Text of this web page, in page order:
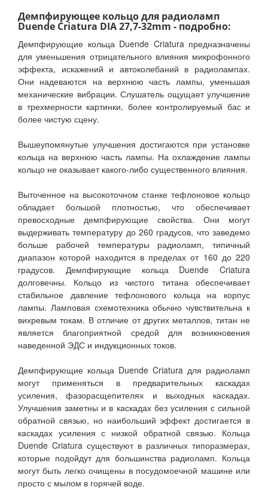
Демпфирующее кольцо для радиоламп
Duende Criatura DIA 27,7-32mm - подробно:
Демпфирующие кольца Duende Criatura предназначены
для уменьшения отрицательного влияния микрофонного
эффекта, искажений и автоколебаний в радиолампах.
Они надеваются на верхнюю часть лампы, уменьшая
механические вибрации. Слушатель ощущает улучшение
в трехмерности картинки, более контролируемый бас и
более чистую сцену.
Вышеупомянутые улучшения достигаются при установке
кольца на верхнюю часть лампы. На охлаждение лампы
кольцо не оказывает какого-либо существенного влияния.
Выточенное на высокоточном станке тефлоновое кольцо
обладает большой плотностью, что обеспечивает
превосходные демпфирующие свойства. Они могут
выдерживать температуру до 260 градусов, что заведемо
больше рабочей температуры радиоламп, типичный
диапазон которой находится в пределах от 160 до 220
градусов. Демпфирующие кольца Duende Criatura
долговечны. Кольцо из чистого титана обеспечивает
стабильное давление тефлонового кольца на корпус
лампы. Ламповая схемотехника обычно чувствительна к
вихревым токам. В отличие от других металлов, титан не
является благоприятной средой для возникновения
наведенной ЭДС и индукционных токов.
Демпфирующие кольца Duende Criatura для радиоламп
могут применяться в предварительных каскадах
усиления, фазорасщепителях и выходных каскадах.
Улучшения заметны и в каскадах без усиления с сильной
обратной связью, но наибольший эффект достигается в
каскадах усиления с низкой обратной связью. Кольца
Duende Criatura существуют в различных типоразмерах,
которые подойдут для большинства радиоламп. Кольца
могут быть легко очищены в посудомоечной машине или
просто с мылом в горячей воде.